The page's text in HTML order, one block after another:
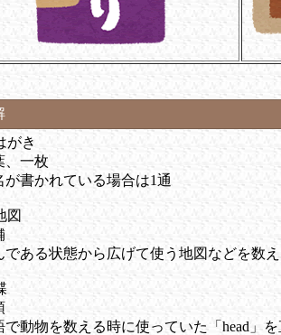
がき
、一枚
が書かれている場合は1通
図
である状態から広げて使う地図などを数
で動物を数える時に使っていた「head」